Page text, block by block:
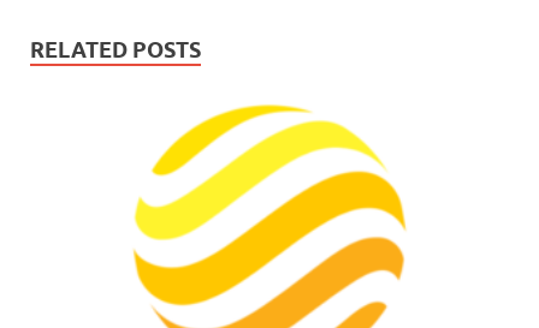
RELATED POSTS